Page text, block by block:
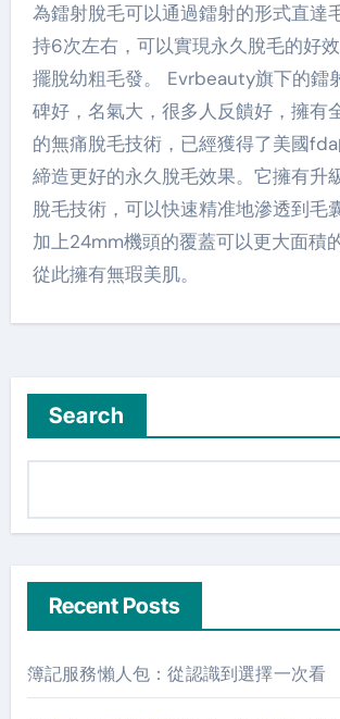
為鐳射脫毛可以通過鐳射的形式直達
持6次左右，可以實現永久脫毛的好
擺脫幼粗毛發。 Evrbeauty旗下的鐳
碑好，名氣大，很多人反饋好，擁有
的無痛脫毛技術，已經獲得了美國
締造更好的永久脫毛效果。它擁有升
脫毛技術，可以快速精准地滲透到毛
加上24mm機頭的覆蓋可以更大面積
從此擁有無瑕美肌。
Search
Recent Posts
簿記服務懶人包：從認識到選擇一次看